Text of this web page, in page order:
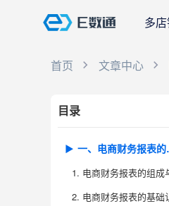
多
首页 文章中心
目录
一、